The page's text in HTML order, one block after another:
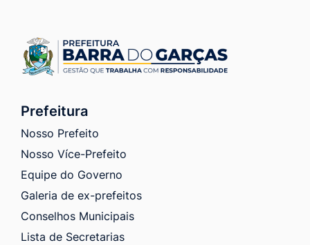
Prefeitura
Nosso Prefeito
Nosso Více-Prefeito
Equipe do Governo
Galeria de ex-prefeitos
Conselhos Municipais
Lista de Secretarias